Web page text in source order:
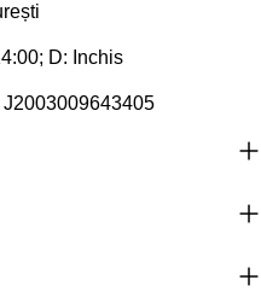
D: Inchis
J2003009643405